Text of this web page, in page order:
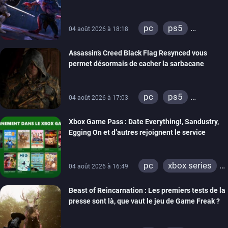
04 août 2026 à 18:18 pc
ps5
Assassin’s Creed Black Flag Resynced vous
permet désormais de cacher la sarbacane
04 août 2026 à 17:03 pc
ps5
Xbox Game Pass : Date Everything!, Sandustry,
Egging On et d’autres rejoignent le service
04 août 2026 à 16:49 pc
xbox series
Beast of Reincarnation : Les premiers tests de la
presse sont là, que vaut le jeu de Game Freak ?